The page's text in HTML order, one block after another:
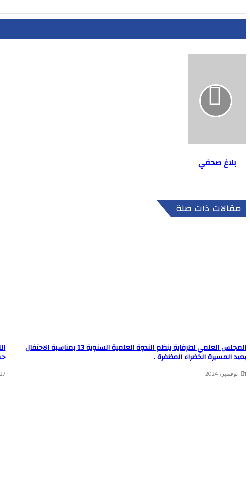
بلاغ صحفي
مقالات ذات صلة
المجلس العلمي لطرفاية ينظم الندوة العلمية السنوية 13 بمناسبة الاحتفال
بعيد المسيرة الخضراء المظفرة .
1 نوفمبر، 2024 27 يونيو، 2024